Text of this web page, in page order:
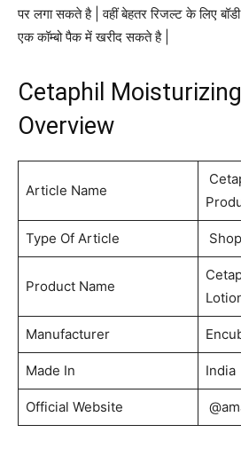
पर लगा सकते है | वहीं बेहतर रिजल्ट के लिए
एक कॉम्बो पैक में खरीद सकते है |
Cetaphil
Overview
Article Name
Type Of Article
Product Name
Manufacturer
Made In India
Official Website